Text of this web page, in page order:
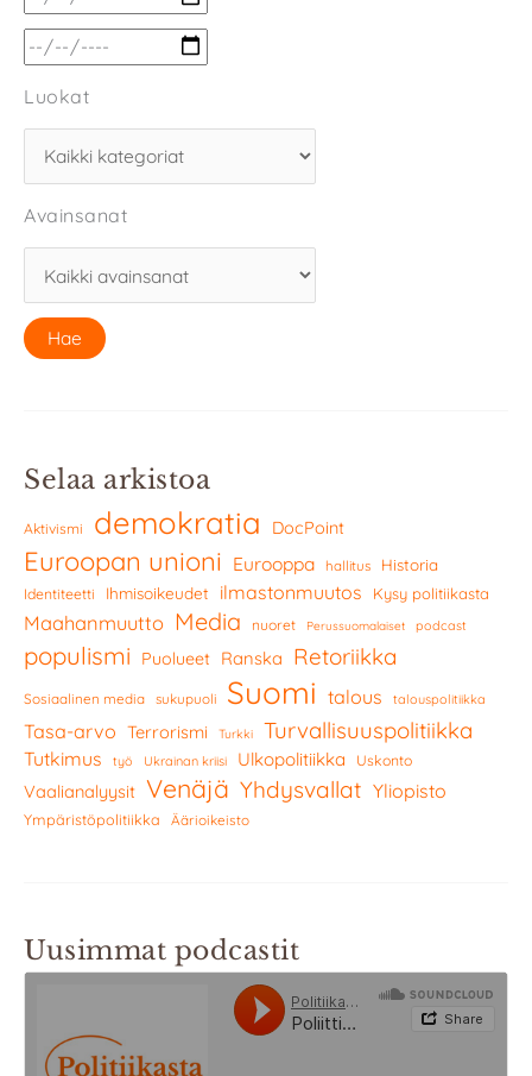
Luokat
Avainsanat
Selaa arkistoa
Aktivismi demokratia DocPoint
Euroopan unioni Eurooppa hallitus Historia
Identiteetti Ihmisoikeudet ilmastonmuutos Kysy politiikasta
Maahanmuutto Media nuoret Perussuomalaiset podcast
populismi Puolueet Ranska Retoriikka
Sosiaalinen media sukupuoli Suomi talous talouspolitiikka
Tasa-arvo Terrorismi Turkki Turvallisuuspolitiikka
Tutkimus työ Ukrainan kriisi Ulkopolitiikka Uskonto
Vaalianalyysit Venäjä Yhdysvallat Yliopisto
Ympäristöpolitiikka Äärioikeisto
Uusimmat podcastit